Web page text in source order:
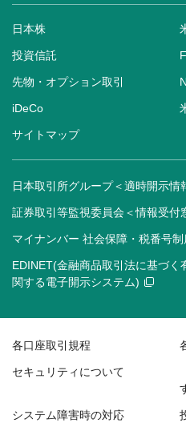
日本株
投資信託
先物・オプション取引
iDeCo
サイトマップ
日本取引所グループ＜適時開示情
証券取引等監視委員会＜情報受付
マイナンバー 社会保障・税番号
EDINET(金融商品取引法に基づ
関する電子開示システム)
各口座取引規程
セキュリティについて
システム障害時の対応